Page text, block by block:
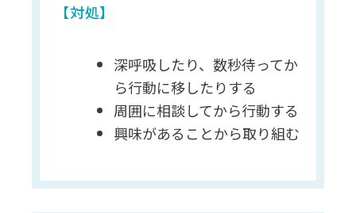
【対処】
深呼吸したり、数秒待ってか
ら行動に移したりする
周囲に相談してから行動する
興味があることから取り組む